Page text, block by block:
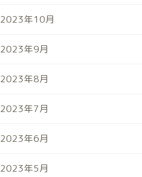
2023年10月
2023年9月
2023年8月
2023年7月
2023年6月
2023年5月